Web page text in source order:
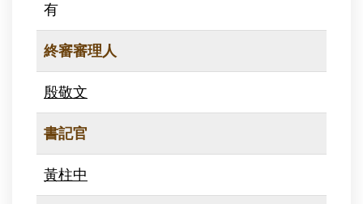
有
終審審理人
殷敬文
書記官
黃柱中